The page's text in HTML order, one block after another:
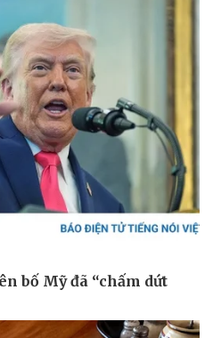
Quân sự - Quốc phòng
Vũ khí
Việt Nam
Phân tích